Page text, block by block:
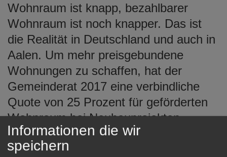
Wohnraum ist knapp, bezahlbarer
Wohnraum ist noch knapper. Das ist
die Realität in Deutschland und auch in
Aalen. Um mehr preisgebundene
Wohnungen zu schaffen, hat der
Gemeinderat 2017 eine verbindliche
Quote von 25 Prozent für geförderten
Wohnraum bei Neubauprojekten
eingeführt. Im Oktober 2022 hat der
Gemeinderat die Quote zur Schaffung
Informationen die wir
speichern